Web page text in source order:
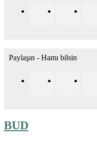
Paylaşın - Hamı bilsin
BUD